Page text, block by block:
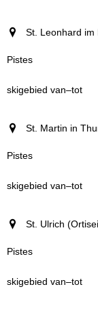
St. Leonhard im
St. Martin in
St. Ulrich